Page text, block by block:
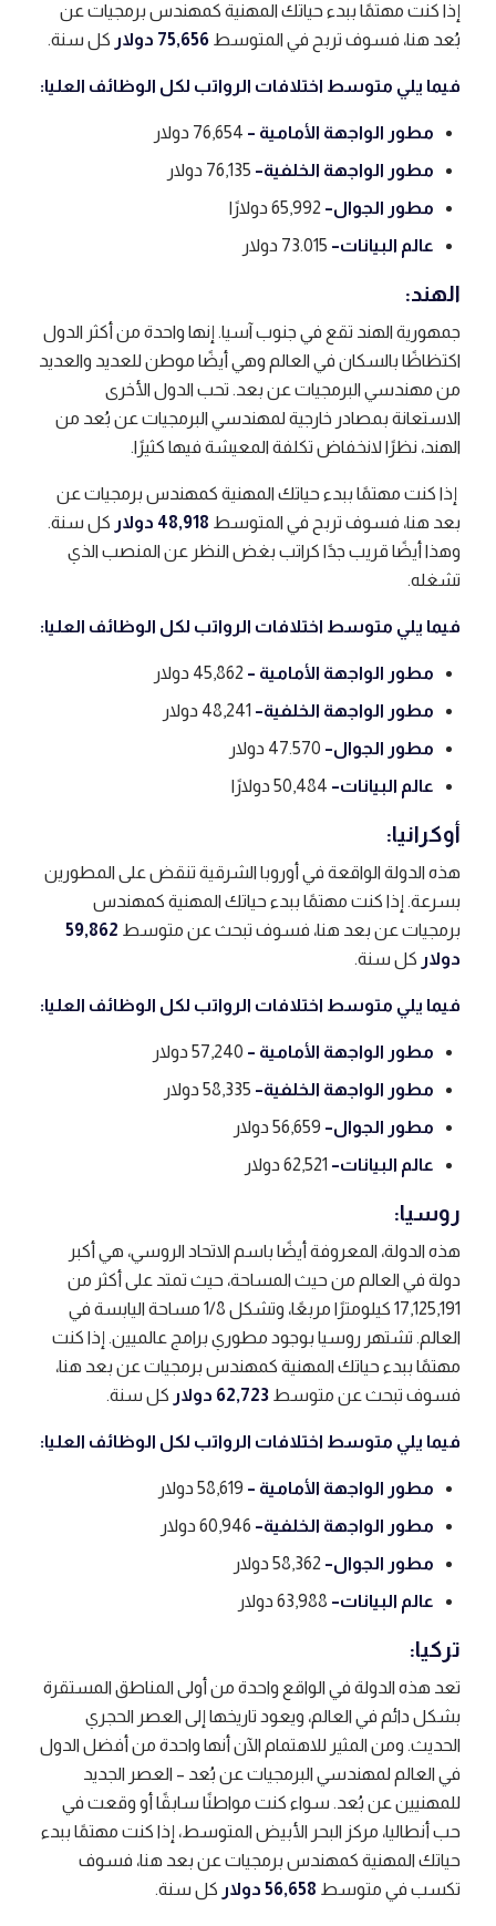
إذا كنت مهتمًا ببدء حياتك المهنية كمهندس برمجيات عن
بُعد هنا، فسوف تربح في المتوسط 75,656 دولار كل سنة.
فيما يلي متوسط ​​اختلافات الرواتب لكل الوظائف العليا:
مطور الواجهة الأمامية –
مطور الواجهة الخلفية–
مطور الجوال–
عالم البيانات–
الهند:
جمهورية الهند تقع في جنوب آسيا. إنها واحدة من أكثر الدول
اكتظاظًا بالسكان في العالم وهي أيضًا موطن للعديد والعديد
من مهندسي البرمجيات عن بعد. تحب الدول الأخرى
الاستعانة بمصادر خارجية لمهندسي البرمجيات عن بُعد من
الهند، نظرًا لانخفاض تكلفة المعيشة فيها كثيرًا.
إذا كنت مهتمًا ببدء حياتك المهنية كمهندس برمجيات عن
بعد هنا، فسوف تربح في المتوسط 48,918 دولار
كل سنة.
وهذا أيضًا قريب جدًا كراتب بغض النظر عن المنصب الذي
تشغله.
فيما يلي متوسط ​​اختلافات الرواتب لكل الوظائف العليا:
مطور الواجهة الأمامية –
مطور الواجهة الخلفية–
مطور الجوال–
عالم البيانات–
أوكرانيا:
هذه الدولة الواقعة في أوروبا الشرقية تنقض على المطورين
بسرعة. إذا كنت مهتمًا ببدء حياتك المهنية كمهندس
برمجيات عن بعد هنا، فسوف تبحث عن متوسط 59,862
دولار كل سنة.
فيما يلي متوسط ​​اختلافات الرواتب لكل الوظائف العليا:
مطور الواجهة الأمامية –
مطور الواجهة الخلفية–
مطور الجوال–
عالم البيانات–
روسيا:
هذه الدولة، المعروفة أيضًا باسم الاتحاد الروسي، هي أكبر
دولة في العالم من حيث المساحة، حيث تمتد على أكثر من
17,125,191 كيلومترًا مربعًا، وتشكل 1/8 مساحة اليابسة في
العالم. تشتهر روسيا بوجود مطوري برامج عالميين. إذا كنت
مهتمًا ببدء حياتك المهنية كمهندس برمجيات عن بعد هنا،
فسوف تبحث عن متوسط 62,723 دولار كل سنة.
فيما يلي متوسط ​​اختلافات الرواتب لكل الوظائف العليا:
مطور الواجهة الأمامية –
مطور الواجهة الخلفية–
مطور الجوال–
عالم البيانات–
تركيا:
تعد هذه الدولة في الواقع واحدة من أولى المناطق المستقرة
بشكل دائم في العالم، ويعود تاريخها إلى العصر الحجري
الحديث. ومن المثير للاهتمام الآن أنها واحدة من أفضل الدول
في العالم لمهندسي البرمجيات عن بُعد – العصر الجديد
للمهنيين عن بُعد. سواء كنت مواطنًا سابقًا أو وقعت في
حب أنطاليا، مركز البحر الأبيض المتوسط، إذا كنت مهتمًا ببدء
حياتك المهنية كمهندس برمجيات عن بعد هنا، فسوف
تكسب في متوسط 56,658 دولار كل سنة.